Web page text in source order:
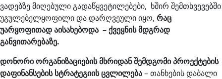
ვადებზე მიღებული გადაწყვეტილებები, ხშირ შემთხვევებში
უგულებელყოფილი და დარღვეული იყო, რაც
უარყოფითადაისახებოდა –ქვეყნისმდგრად
განვითარებაზე.
დონორიორგანიზაციებისმხრიდანშემდგომიპროექტების
დაფინანსების სტრატეგიისცვლილება– თანხების დაბალი